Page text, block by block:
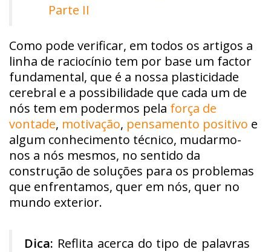
Parte II
Como pode verificar, em todos os artigos a
linha de raciocínio tem por base um factor
fundamental, que é a nossa plasticidade
cerebral e a possibilidade que cada um de
nós tem em podermos pela força de
vontade, motivação, pensamento positivo e
algum conhecimento técnico, mudarmo-
nos a nós mesmos, no sentido da
construção de soluções para os problemas
que enfrentamos, quer em nós, quer no
mundo exterior.
Dica: Reflita acerca do tipo de palavras